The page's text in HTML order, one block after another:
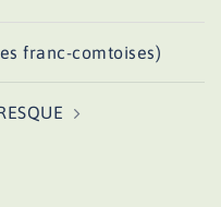
franc-comtoises)